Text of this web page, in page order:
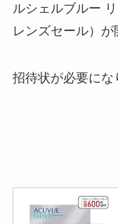
ルシェルブルー
レンズセール）が
招待状が必要にな